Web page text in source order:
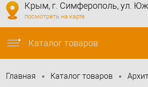
info@felicita-crimea.ru
Крым, г. Симферополь, ул.
посмотреть на карте
Каталог товаров
Главная • Каталог товаров •